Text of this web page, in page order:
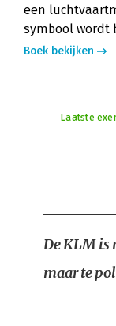
een
symbool wordt
Boek bekijken
Laatste
De KLM is
maar te